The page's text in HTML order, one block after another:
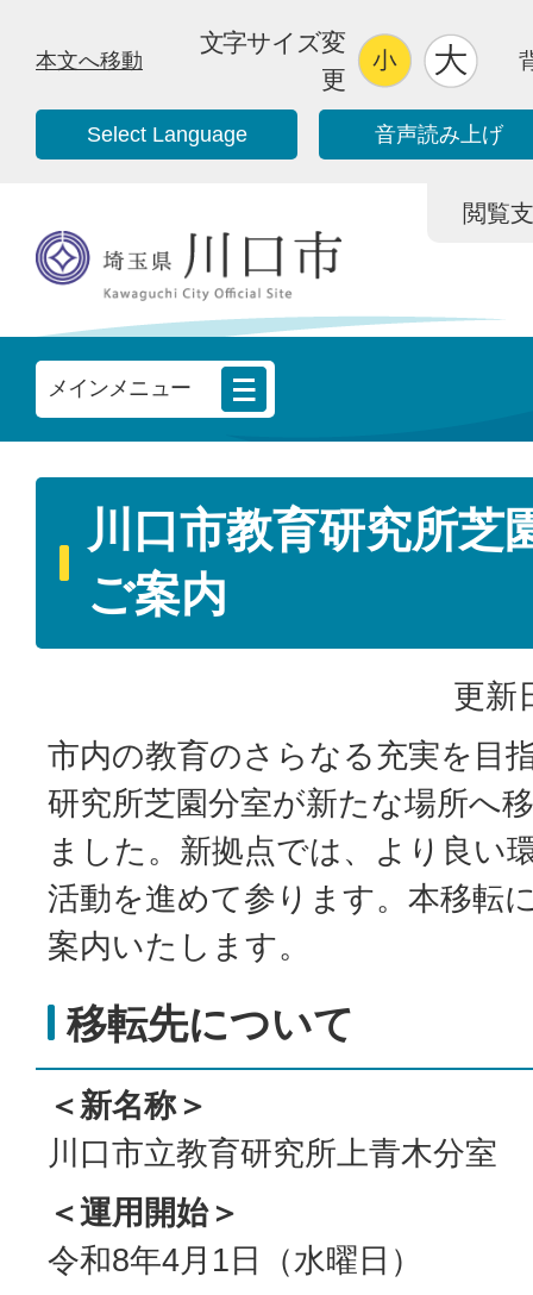
本文へ移動
文字サイズ変
更
Select Language 音声読み上げ
閲覧
メインメニュー
川口市教育研究所芝
ご案内
更新
市内の教育のさらなる充実を目
研究所芝園分室が新たな場所へ
ました。新拠点では、より良い
活動を進めて参ります。本移転
案内いたします。
移転先について
＜新名称＞
川口市立教育研究所上青木分室
＜運用開始＞
令和8年4月1日（水曜日）